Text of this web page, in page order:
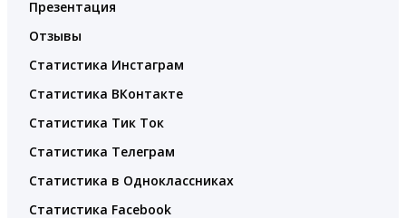
Презентация
Отзывы
Статистика Инстаграм
Статистика ВКонтакте
Статистика Тик Ток
Статистика Телеграм
Статистика в Одноклассниках
Статистика Facebook